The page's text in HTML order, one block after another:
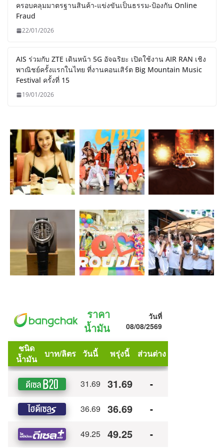
ครอบคลุมมาตรฐานสินค้า-แข่งขันเป็นธรรม-ป้องกัน Online
Fraud
22/01/2026
AIS ร่วมกับ ZTE เดินหน้า 5G อัจฉริยะ เปิดใช้งาน AIR RAN เชิง
พาณิชย์ครั้งแรกในไทย ที่งานคอนเสิร์ต Big Mountain Music
Festival ครั้งที่ 15
19/01/2026